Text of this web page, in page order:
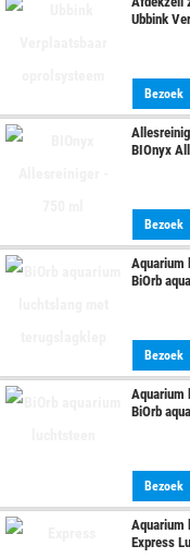
Ubbink
Bezoek
BIOnyx
Bezoek
Aquarium
BiOrb
Bezoek
Aquarium
BiOrb
Bezoek
Aquarium
Express